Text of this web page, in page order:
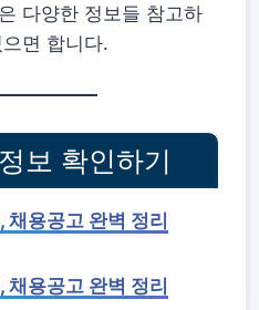
다양한 정보들 참고하
면 합니다.
보 확인하기
채용공고 완벽 정리
채용공고 완벽 정리